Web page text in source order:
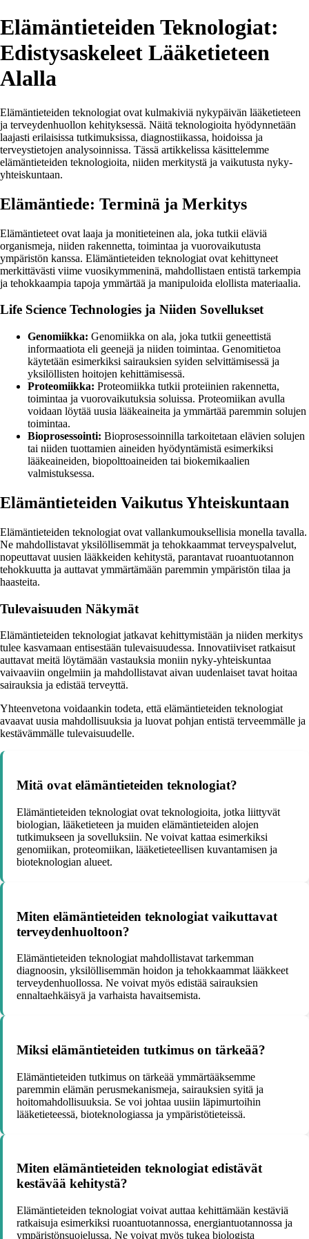
Elämäntieteiden Teknologiat:
Edistysaskeleet Lääketieteen
Alalla
Elämäntieteiden teknologiat ovat kulmakiviä nykypäivän lääketieteen
ja terveydenhuollon kehityksessä. Näitä teknologioita hyödynnetään
laajasti erilaisissa tutkimuksissa, diagnostiikassa, hoidoissa ja
terveystietojen analysoinnissa. Tässä artikkelissa käsittelemme
elämäntieteiden teknologioita, niiden merkitystä ja vaikutusta nyky-
yhteiskuntaan.
Elämäntiede: Terminä ja Merkitys
Elämäntieteet ovat laaja ja monitieteinen ala, joka tutkii eläviä
organismeja, niiden rakennetta, toimintaa ja vuorovaikutusta
ympäristön kanssa. Elämäntieteiden teknologiat ovat kehittyneet
merkittävästi viime vuosikymmeninä, mahdollistaen entistä tarkempia
ja tehokkaampia tapoja ymmärtää ja manipuloida elollista materiaalia.
Life Science Technologies ja Niiden Sovellukset
Genomiikka: Genomiikka on ala, joka tutkii geneettistä
informaatiota eli geenejä ja niiden toimintaa. Genomitietoa
käytetään esimerkiksi sairauksien syiden selvittämisessä ja
yksilöllisten hoitojen kehittämisessä.
Proteomiikka: Proteomiikka tutkii proteiinien rakennetta,
toimintaa ja vuorovaikutuksia soluissa. Proteomiikan avulla
voidaan löytää uusia lääkeaineita ja ymmärtää paremmin solujen
toimintaa.
Bioprosessointi: Bioprosessoinnilla tarkoitetaan elävien solujen
tai niiden tuottamien aineiden hyödyntämistä esimerkiksi
lääkeaineiden, biopolttoaineiden tai biokemikaalien
valmistuksessa.
Elämäntieteiden Vaikutus Yhteiskuntaan
Elämäntieteiden teknologiat ovat vallankumouksellisia monella tavalla.
Ne mahdollistavat yksilöllisemmät ja tehokkaammat terveyspalvelut,
nopeuttavat uusien lääkkeiden kehitystä, parantavat ruoantuotannon
tehokkuutta ja auttavat ymmärtämään paremmin ympäristön tilaa ja
haasteita.
Tulevaisuuden Näkymät
Elämäntieteiden teknologiat jatkavat kehittymistään ja niiden merkitys
tulee kasvamaan entisestään tulevaisuudessa. Innovatiiviset ratkaisut
auttavat meitä löytämään vastauksia moniin nyky-yhteiskuntaa
vaivaaviin ongelmiin ja mahdollistavat aivan uudenlaiset tavat hoitaa
sairauksia ja edistää terveyttä.
Yhteenvetona voidaankin todeta, että elämäntieteiden teknologiat
avaavat uusia mahdollisuuksia ja luovat pohjan entistä terveemmälle ja
kestävämmälle tulevaisuudelle.
Mitä ovat elämäntieteiden teknologiat?
Elämäntieteiden teknologiat ovat teknologioita, jotka liittyvät
biologian, lääketieteen ja muiden elämäntieteiden alojen
tutkimukseen ja sovelluksiin. Ne voivat kattaa esimerkiksi
genomiikan, proteomiikan, lääketieteellisen kuvantamisen ja
bioteknologian alueet.
Miten elämäntieteiden teknologiat vaikuttavat
terveydenhuoltoon?
Elämäntieteiden teknologiat mahdollistavat tarkemman
diagnoosin, yksilöllisemmän hoidon ja tehokkaammat lääkkeet
terveydenhuollossa. Ne voivat myös edistää sairauksien
ennaltaehkäisyä ja varhaista havaitsemista.
Miksi elämäntieteiden tutkimus on tärkeää?
Elämäntieteiden tutkimus on tärkeää ymmärtääksemme
paremmin elämän perusmekanismeja, sairauksien syitä ja
hoitomahdollisuuksia. Se voi johtaa uusiin läpimurtoihin
lääketieteessä, bioteknologiassa ja ympäristötieteissä.
Miten elämäntieteiden teknologiat edistävät
kestävää kehitystä?
Elämäntieteiden teknologiat voivat auttaa kehittämään kestäviä
ratkaisuja esimerkiksi ruoantuotannossa, energiantuotannossa ja
ympäristönsuojelussa. Ne voivat myös tukea biologista